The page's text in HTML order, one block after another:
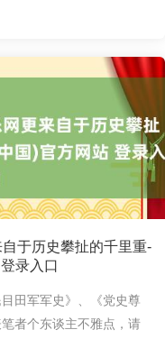
于历史攀扯的千里重-
录入口
田军军史》、《党史尊
者个东谈主不雅点，请